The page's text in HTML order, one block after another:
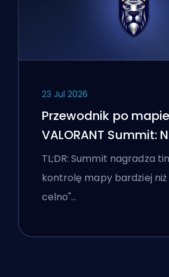
23 Jul 2026
Przewodnik po mapie
VALORANT Summit:
agenci, wezwania i
TL;DR: Summit nagradza
kontrolę mapy bardziej
celno"…